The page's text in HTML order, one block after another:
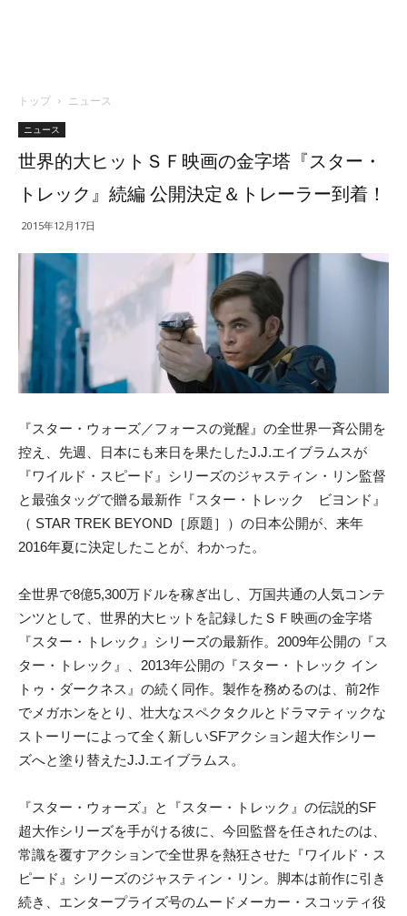
トップ ニュース
ニュース
世界的大ヒットＳＦ映画の金字塔『スター・
トレック』続編 公開決定＆トレーラー到着！
2015年12月17日
『スター・ウォーズ／フォースの覚醒』の全世界一斉公開を
控え、先週、日本にも来日を果たしたJ.J.エイブラムスが
『ワイルド・スピード』シリーズのジャスティン・リン監督
と最強タッグで贈る最新作『スター・トレック ビヨンド』
（ STAR TREK BEYOND［原題］）の日本公開が、来年
2016年夏に決定したことが、わかった。
全世界で8億5,300万ドルを稼ぎ出し、万国共通の人気コンテ
ンツとして、世界的大ヒットを記録したＳＦ映画の金字塔
『スター・トレック』シリーズの最新作。2009年公開の『ス
ター・トレック』、2013年公開の『スター・トレック イン
トゥ・ダークネス』の続く同作。製作を務めるのは、前2作
でメガホンをとり、壮大なスペクタクルとドラマティックな
ストーリーによって全く新しいSFアクション超大作シリー
ズへと塗り替えたJ.J.エイブラムス。
『スター・ウォーズ』と『スター・トレック』の伝説的SF
超大作シリーズを手がける彼に、今回監督を任されたのは、
常識を覆すアクションで全世界を熱狂させた『ワイルド・ス
ピード』シリーズのジャスティン・リン。脚本は前作に引き
続き、エンタープライズ号のムードメーカー・スコッティ役